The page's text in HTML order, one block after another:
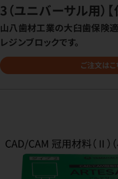
3（ユニバーサル用）
山八歯材工業の大臼歯保険
レジンブロックです。
ご注文はこ